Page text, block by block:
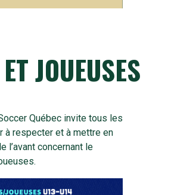
JOUEUSES
Québec invite tous les
à respecter et à mettre en
l’avant concernant le